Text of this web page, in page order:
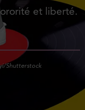
et liberté.
Shutterstock